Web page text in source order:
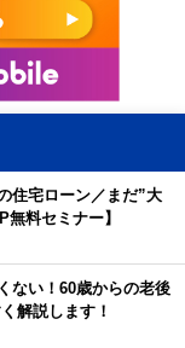
住宅ローン／まだ”大
無料セミナー】
ない！60歳からの老後
解説します！